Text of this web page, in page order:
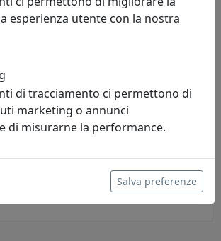
HAKU BIG TRASPARENTE, CATALOGO
71,00 €
esperienza utente con la nostra
di tracciamento ci permettono di
marketing o annunci
di misurarne la performance.
Salva preferenze